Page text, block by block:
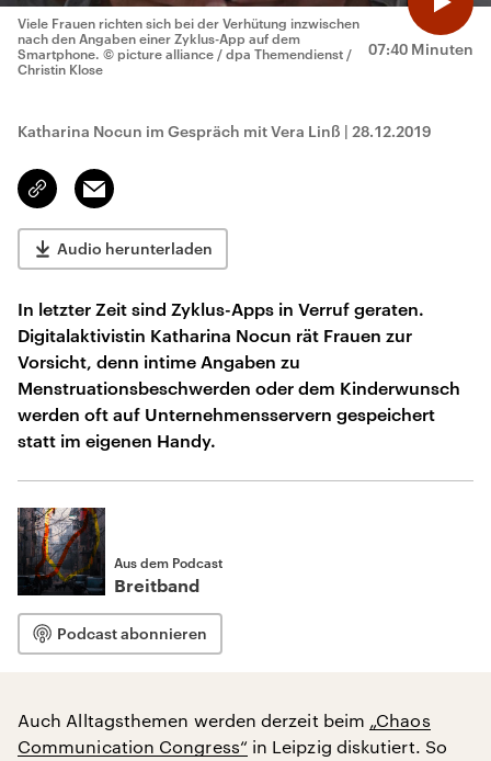
07:40 Minuten
Viele Frauen richten sich bei der Verhütung inzwischen
nach den Angaben einer Zyklus-App auf dem
Smartphone. © picture alliance / dpa Themendienst /
Christin Klose
Katharina Nocun im Gespräch mit Vera Linß | 28.12.2019
Link
kopieren/teilen
Email
Audio herunterladen
In letzter Zeit sind Zyklus-Apps in Verruf geraten.
Digitalaktivistin Katharina Nocun rät Frauen zur
Vorsicht, denn intime Angaben zu
Menstruationsbeschwerden oder dem Kinderwunsch
werden oft auf Unternehmensservern gespeichert
statt im eigenen Handy.
Aus dem Podcast
Breitband
Podcast abonnieren
Auch Alltagsthemen werden derzeit beim „Chaos
Communication Congress“ in Leipzig diskutiert. So